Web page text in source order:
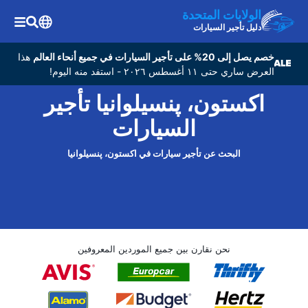
الولايات المتحدة
دليل تأجير السيارات
خصم يصل إلى 20% على تأجير السيارات في جميع أنحاء العالم
هذا
العرض ساري حتى ١١ أغسطس ٢٠٢٦ - استفد منه اليوم!
اکستون، پنسیلوانیا تأجير
السيارات
البحث عن تأجير سيارات في اکستون، پنسیلوانیا
نحن نقارن بين جميع الموردين المعروفين